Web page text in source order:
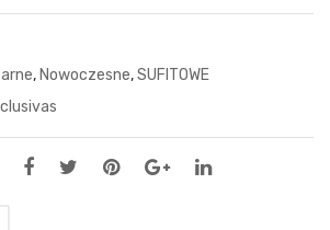
, Nowoczesne,SUFITOWE